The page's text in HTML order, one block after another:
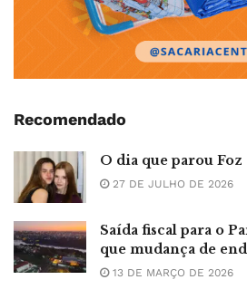
Recomendado
O dia que parou Foz
27 DE JULHO DE 2026
Saída fiscal para o
que mudança de
13 DE MARÇO DE 2026